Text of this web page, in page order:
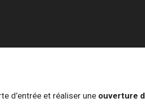
d’entrée et réaliser une ouverture